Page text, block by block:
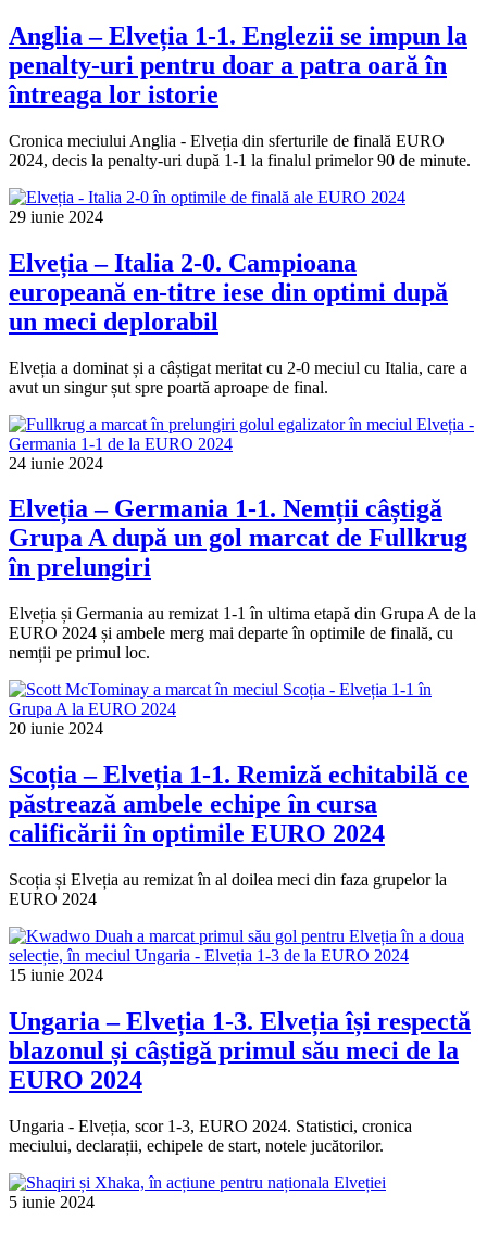
Anglia – Elveția 1-1. Englezii se impun la
penalty-uri pentru doar a patra oară în
întreaga lor istorie
Cronica meciului Anglia - Elveția din sferturile de finală EURO
2024, decis la penalty-uri după 1-1 la finalul primelor 90 de minute.
29 iunie 2024
Elveția – Italia 2-0. Campioana
europeană en-titre iese din optimi după
un meci deplorabil
Elveția a dominat și a câștigat meritat cu 2-0 meciul cu Italia, care a
avut un singur șut spre poartă aproape de final.
24 iunie 2024
Elveția – Germania 1-1. Nemții câștigă
Grupa A după un gol marcat de Fullkrug
în prelungiri
Elveția și Germania au remizat 1-1 în ultima etapă din Grupa A de la
EURO 2024 și ambele merg mai departe în optimile de finală, cu
nemții pe primul loc.
20 iunie 2024
Scoția – Elveția 1-1. Remiză echitabilă ce
păstrează ambele echipe în cursa
calificării în optimile EURO 2024
Scoția și Elveția au remizat în al doilea meci din faza grupelor la
EURO 2024
15 iunie 2024
Ungaria – Elveția 1-3. Elveția își respectă
blazonul și câștigă primul său meci de la
EURO 2024
Ungaria - Elveția, scor 1-3, EURO 2024. Statistici, cronica
meciului, declarații, echipele de start, notele jucătorilor.
5 iunie 2024